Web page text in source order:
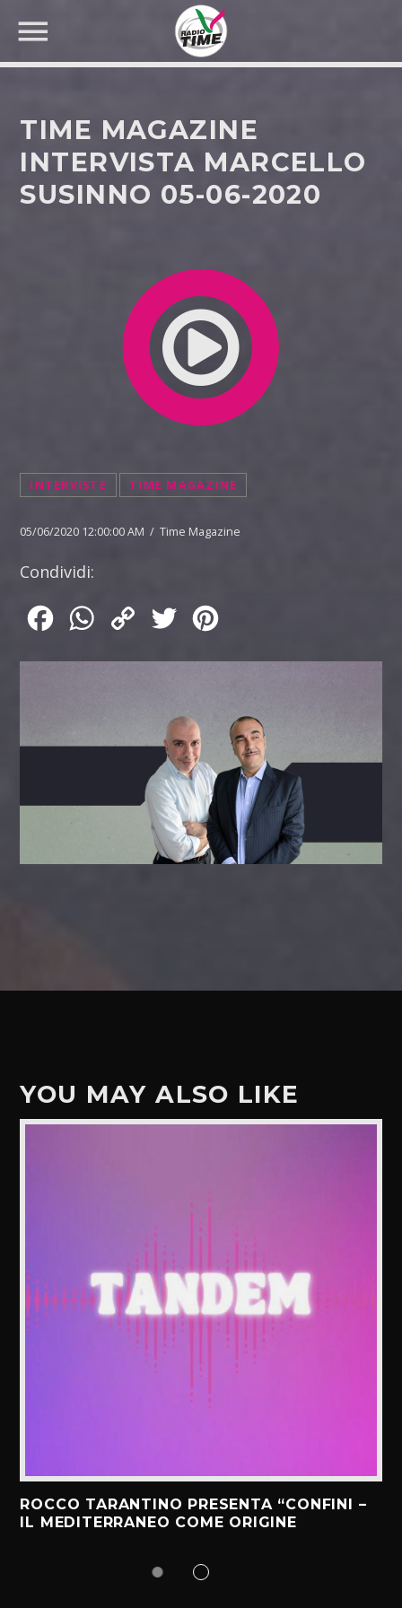
CERCA NEL SITO WEB:
TIME MAGAZINE
INTERVISTA MARCELLO
SUSINNO 05-06-2020
INTERVISTE TIME MAGAZINE
05/06/2020 12:00:00 AM / Time Magazine
Condividi:
FacebookWhatsApp
Copy
Twitter
YOU MAY ALSO LIKE
ROCCO TARANTINO PRESENTA “CONFINI –
IL MEDITERRANEO COME ORIGINE